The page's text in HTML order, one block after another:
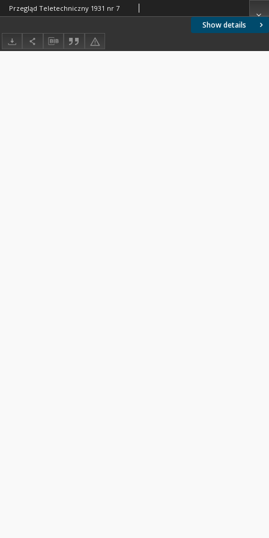
Show details
Przegląd Teletechniczny 1931 nr 7